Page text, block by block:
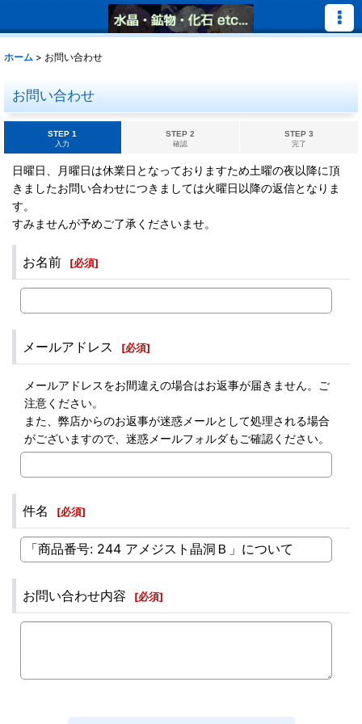
ホーム > お問い合わせ
お問い合わせ
STEP 1
入力
STEP 2
確認
STEP 3
完了
日曜日、月曜日は休業日となっておりますため土曜の夜以降に頂
きましたお問い合わせにつきましては火曜日以降の返信となりま
す。
すみませんが予めご了承くださいませ。
お名前 [必須]
メールアドレス [必須]
メールアドレスをお間違えの場合はお返事が届きません。ご
注意ください。
また、弊店からのお返事が迷惑メールとして処理される場合
がございますので、迷惑メールフォルダもご確認ください。
件名 [必須]
お問い合わせ内容 [必須]